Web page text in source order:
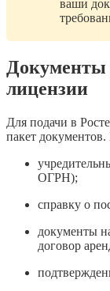
ваши
Документы
лицензии
Для подачи в
пакет
ОГРН);
справку о
документы
договор